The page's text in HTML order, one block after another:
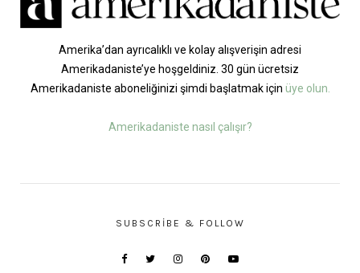
Amerika’dan ayrıcalıklı ve kolay alışverişin adresi
Amerikadaniste’ye hoşgeldiniz. 30 gün ücretsiz
Amerikadaniste aboneliğinizi şimdi başlatmak için üye olun.
Amerikadaniste nasıl çalışır?
SUBSCRIBE & FOLLOW